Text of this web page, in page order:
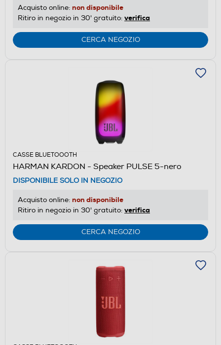
Acquisto online: non disponibile
Ritiro in negozio in 30' gratuito: verifica
CERCA NEGOZIO
CASSE BLUETOOOTH
HARMAN KARDON - Speaker PULSE 5-nero
DISPONIBILE SOLO IN NEGOZIO
Acquisto online: non disponibile
Ritiro in negozio in 30' gratuito: verifica
CERCA NEGOZIO